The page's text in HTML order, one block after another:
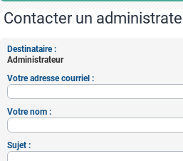
Contacter un
Destinataire :
Administrateur
Votre adresse courriel :
Votre nom :
Sujet :